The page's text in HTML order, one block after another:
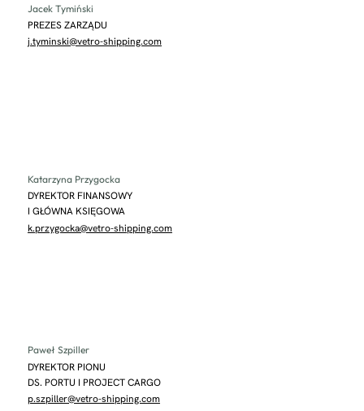
Jacek Tymiński
PREZES ZARZĄDU
j.tyminski@vetro-shipping.com
Katarzyna Przygocka
DYREKTOR FINANSOWY
I GŁÓWNA KSIĘGOWA
k.przygocka@vetro-shipping.com
Paweł Szpiller
DYREKTOR PIONU
DS. PORTU I PROJECT CARGO
p.szpiller@vetro-shipping.com